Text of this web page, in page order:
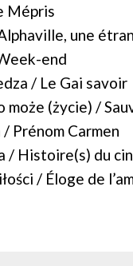
Mépris
une
end
/ Le Gai savoir
może (życie) /
Prénom Carmen
/ Histoire(s) du
/ Éloge de